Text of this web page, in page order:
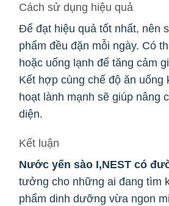
Cách sử dụng hiệu quả
Để đạt hiệu quả tốt nhất, nên
phẩm đều đặn mỗi ngày. Có
hoặc uống lạnh để tăng cảm
Kết hợp cùng chế độ ăn uống
hoạt lành mạnh sẽ giúp nâng
diện.
Kết luận
Nước yến sào I,NEST có
tưởng cho những ai đang tìm
phẩm dinh dưỡng vừa ngon